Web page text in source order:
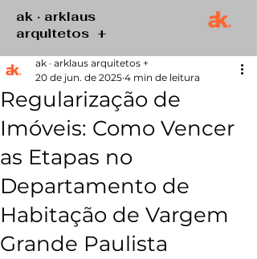
ak · arklaus
arquitetos +
Regularização de
Imóveis: Como Vencer
as Etapas no
Departamento de
Habitação de Vargem
Grande Paulista
ak · arklaus arquitetos +
20 de jun. de 2025 4 min de leitura